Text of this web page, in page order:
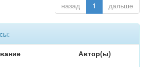
назад 1 дальше
Автор(ы)